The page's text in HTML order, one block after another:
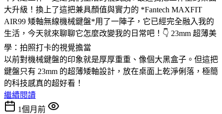
大升級！換上了這把兼具顏值與實力的 *Fantech MAXFIT
AIR99 矮軸無線機械鍵盤*用了一陣子，它已經完全融入我的
生活，今天就來聊聊它怎麼改變我的日常吧！👇 23mm 超薄美
學：拍照打卡的視覺擔當
以前對機械鍵盤的印象就是厚厚重重、像個大黑盒子。但這把
鍵盤只有 23mm 的超薄矮軸設計，放在桌面上乾淨俐落，極簡
的科技感真的超好看！
繼續閱讀
1個月前